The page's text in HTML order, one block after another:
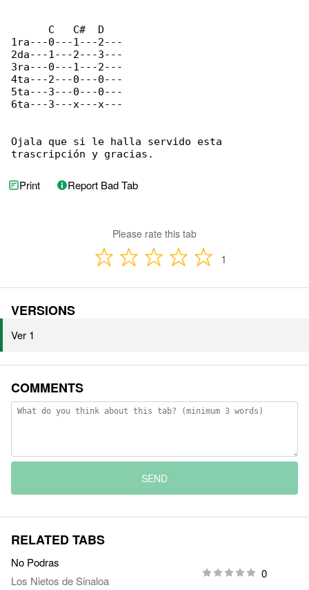
      C   C#  D
1ra---0---1---2---
2da---1---2---3---
3ra---0---1---2---
4ta---2---0---0---
5ta---3---0---0---
6ta---3---x---x---
Ojala que si le halla servido esta
trascripción y gracias.
Print Report Bad Tab
Please rate this tab
1
VERSIONS
Ver 1
COMMENTS
SEND
RELATED TABS
No Podras
Los Nietos de Sinaloa
0